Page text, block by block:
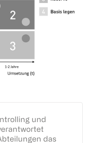
und
das